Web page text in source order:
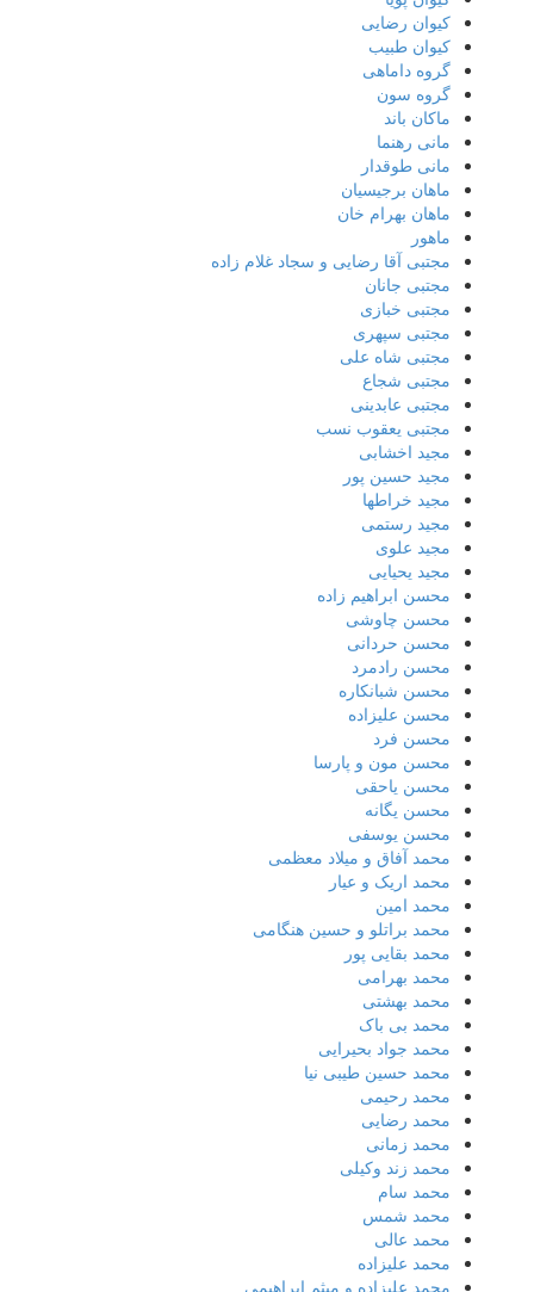
کیوان رضایی
کیوان طبیب
گروه داماهی
گروه سون
ماکان باند
مانی رهنما
مانی طوقدار
ماهان برجیسیان
ماهان بهرام خان
ماهور
مجتبی آقا رضایی و سجاد غلام زاده
مجتبی جانان
مجتبی خبازی
مجتبی سپهری
مجتبی شاه علی
مجتبی شجاع
مجتبی عابدینی
مجتبی یعقوب نسب
مجید اخشابی
مجید حسین پور
مجید خراطها
مجید رستمی
مجید علوی
مجید یحیایی
محسن ابراهیم زاده
محسن چاوشی
محسن حردانی
محسن رادمرد
محسن شبانکاره
محسن علیزاده
محسن فرد
محسن مون و پارسا
محسن یاحقی
محسن یگانه
محسن یوسفی
محمد آفاق و میلاد معظمی
محمد اریک و عیار
محمد امین
محمد براتلو و حسین هنگامی
محمد بقایی پور
محمد بهرامی
محمد بهشتی
محمد بی باک
محمد جواد بحیرایی
محمد حسین طیبی نیا
محمد رحیمی
محمد رضایی
محمد زمانی
محمد زند وکیلی
محمد سام
محمد شمس
محمد عالی
محمد علیزاده
محمد علیزاده و میثم ابراهیمی